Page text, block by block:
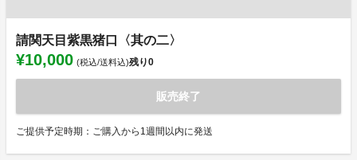
請関天目紫黒猪口〈其の二〉
¥10,000 (税込/送料込)残り0
販売終了
ご提供予定時期：ご購入から1週間以内に発送